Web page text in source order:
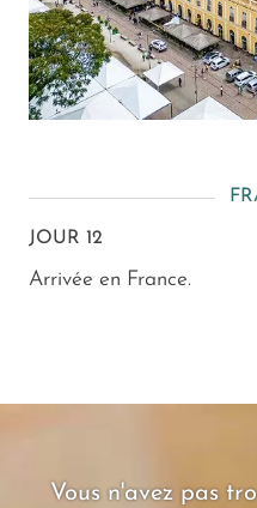
JOUR 12
Arrivée en France.
Vous n'avez pas